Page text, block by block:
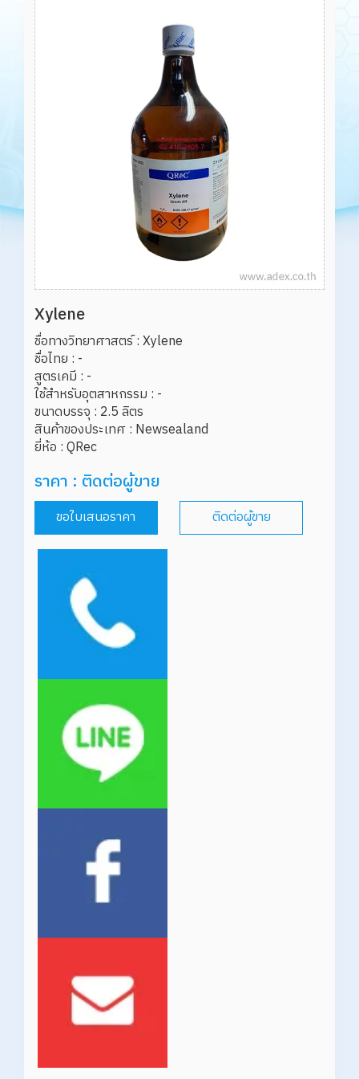
Xylene
ชื่อทางวิทยาศาสตร์ : Xylene
ชื่อไทย : -
สูตรเคมี : -
ใช้สำหรับอุตสาหกรรม : -
ขนาดบรรจุ : 2.5 ลิตร
สินค้าของประเทศ : Newsealand
ยี่ห้อ : QRec
ราคา : ติดต่อผู้ขาย
ขอใบเสนอราคา ติดต่อผู้ขาย